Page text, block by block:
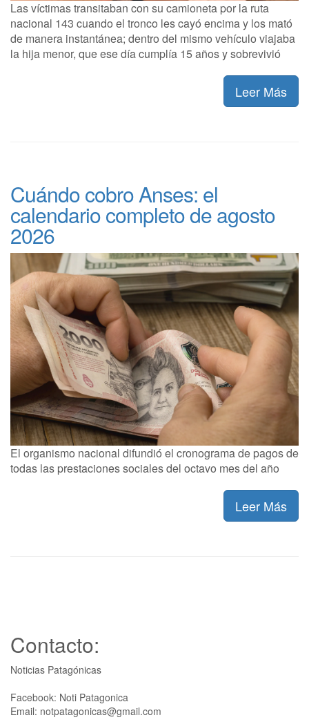
Las víctimas transitaban con su camioneta por la ruta
nacional 143 cuando el tronco les cayó encima y los mató
de manera instantánea; dentro del mismo vehículo viajaba
la hija menor, que ese día cumplía 15 años y sobrevivió
Leer Más
Cuándo cobro Anses: el
calendario completo de agosto
2026
El organismo nacional difundió el cronograma de pagos de
todas las prestaciones sociales del octavo mes del año
Leer Más
Contacto:
Noticias Patagónicas
Facebook: Noti Patagonica
Email: notpatagonicas@gmail.com